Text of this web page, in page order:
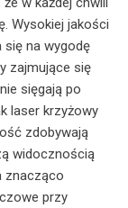
Wysokiej jakości
się na wygodę
zajmujące się
sięgają po
laser krzyżowy
zdobywają
widocznością
znacząco
przy